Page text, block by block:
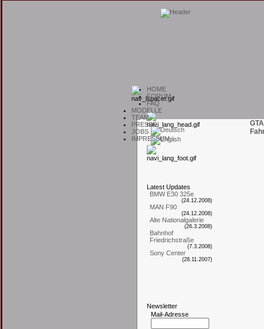
HOME
FORUM
FAQ
MODELLE
TEAM
PRESSE
JOBS
IMPRESSUM
L atest Updates
BMW E30 325e
(24.12.2008)
MAN F90
(24.12.2008)
Alte Nationalgalerie
(26.3.2008)
Bahnhof
Friedrichstraße
(7.3.2008)
Sony Center
(28.11.2007)
Newsletter
Mail-Adresse